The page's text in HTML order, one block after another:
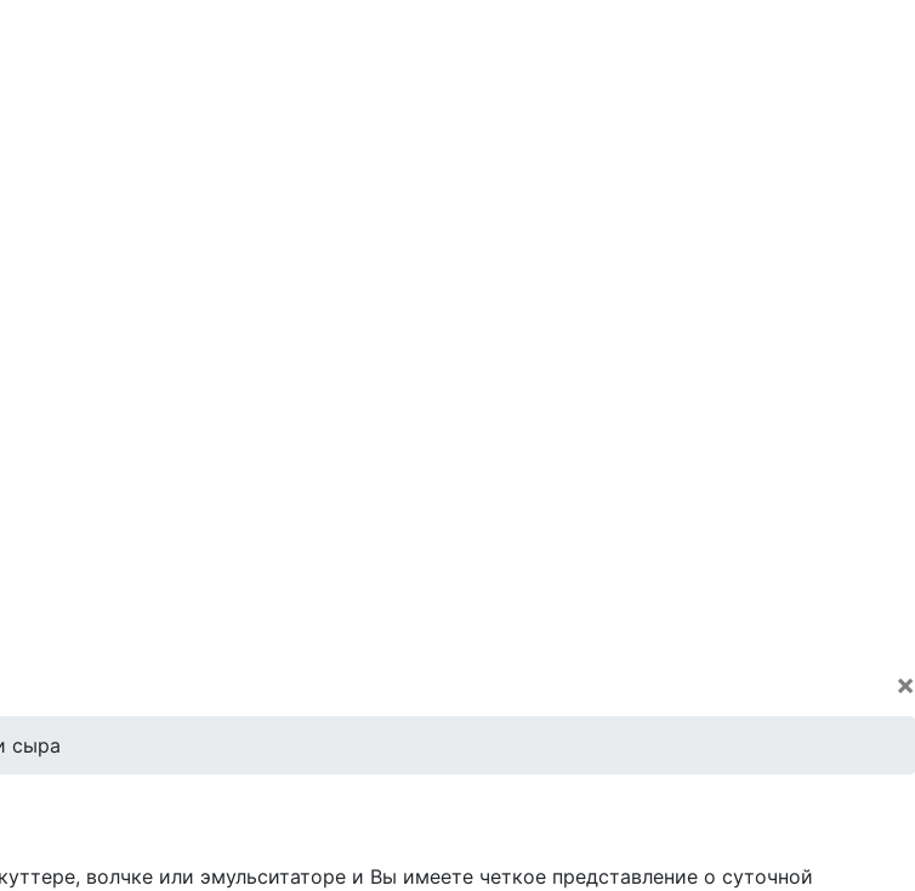
×
сыра
волчке или эмульситаторе и Вы имеете четкое представление о суточной